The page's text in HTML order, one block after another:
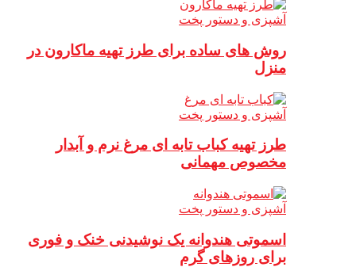
آشپزی و دستور پخت
روش های ساده برای طرز تهیه ماکارون در
منزل
آشپزی و دستور پخت
طرز تهیه کباب تابه ای مرغ نرم و آبدار
مخصوص مهمانی
آشپزی و دستور پخت
اسموتی هندوانه یک نوشیدنی خنک و فوری
برای روزهای گرم